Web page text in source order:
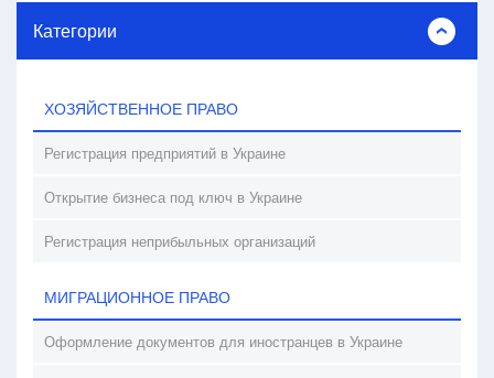
Категории
ХОЗЯЙСТВЕННОЕ ПРАВО
Регистрация предприятий в Украине
Открытие бизнеса под ключ в Украине
Регистрация неприбыльных организаций
МИГРАЦИОННОЕ ПРАВО
Оформление документов для иностранцев в Украине